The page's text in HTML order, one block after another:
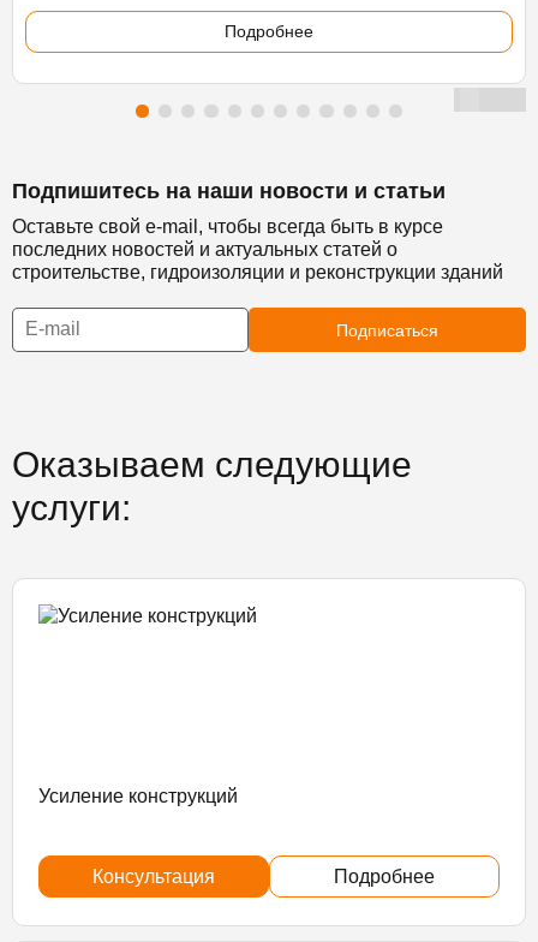
Подробнее
Подпишитесь на наши новости и статьи
Оставьте свой e-mail, чтобы всегда быть в курсе
последних новостей и актуальных статей о
строительстве, гидроизоляции и реконструкции зданий
Подписаться
Оказываем следующие
услуги:
Усиление конструкций
Консультация Подробнее